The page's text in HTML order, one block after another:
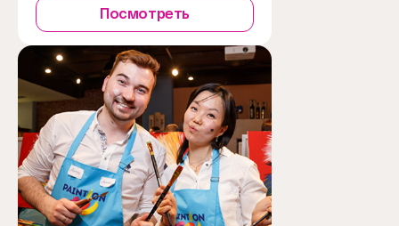
Посмотреть